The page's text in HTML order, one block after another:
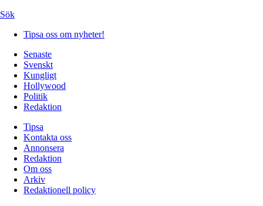
Sök
Tipsa oss om nyheter!
Senaste
Svenskt
Kungligt
Hollywood
Politik
Redaktion
Tipsa
Kontakta oss
Annonsera
Redaktion
Om oss
Arkiv
Redaktionell policy